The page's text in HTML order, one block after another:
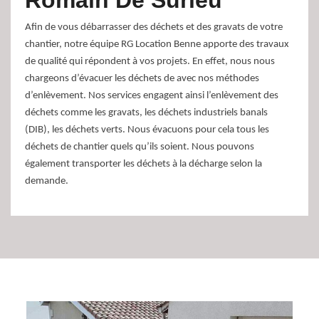
Afin de vous débarrasser des déchets et des gravats de votre
chantier, notre équipe RG Location Benne apporte des travaux
de qualité qui répondent à vos projets. En effet, nous nous
chargeons d’évacuer les déchets de avec nos méthodes
d’enlèvement. Nos services engagent ainsi l’enlèvement des
déchets comme les gravats, les déchets industriels banals
(DIB), les déchets verts. Nous évacuons pour cela tous les
déchets de chantier quels qu’ils soient. Nous pouvons
également transporter les déchets à la décharge selon la
demande.